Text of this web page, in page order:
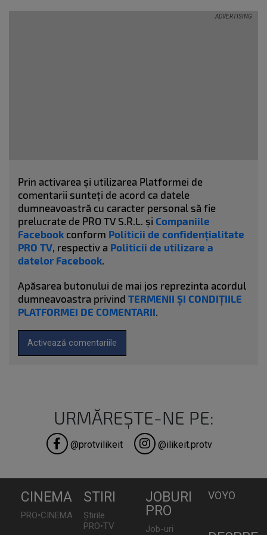
Prin activarea și utilizarea Platformei de
comentarii sunteți de acord ca datele
dumneavoastră cu caracter personal să fie
prelucrate de PRO TV S.R.L. și Companiile
Facebook conform Politicii de confidențialitate
PRO TV, respectiv a Politicii de utilizare a
datelor Facebook.
Apăsarea butonului de mai jos reprezinta acordul
dumneavoastra privind TERMENII ȘI CONDIȚIILE
PLATFORMEI DE COMENTARII.
Activează comentariile
URMĂREȘTE-NE PE:
@protvilikeit @ilikeit.protv
CINEMA
PRO•CINEMA
STIRI
Știrile
PRO•TV
JOBURI
PRO
Job-uri
VOYO